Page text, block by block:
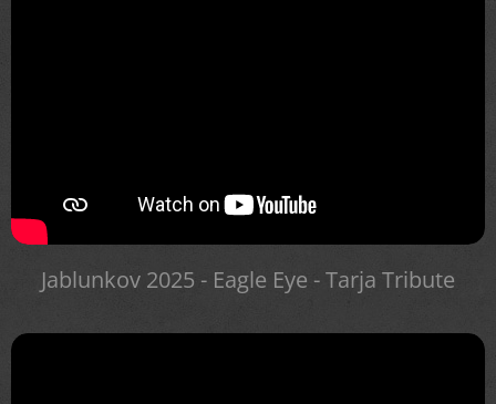
Jablunkov 2025 - Eagle Eye - Tarja Tribute